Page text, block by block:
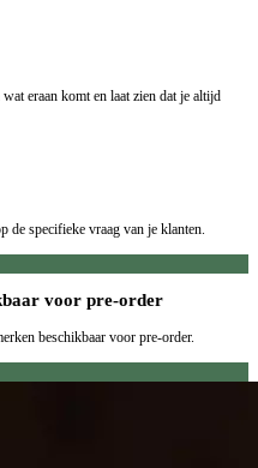
eraan komt en laat zien dat je altijd
de specifieke vraag van je klanten.
voor pre-order
beschikbaar voor pre-order.